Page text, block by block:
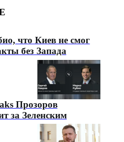
что Киев не смог
без Запада
Прозоров
за Зеленским